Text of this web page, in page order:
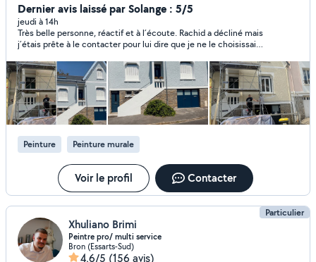
extèrieur -pose revêtement muraux(papier,Toile de verre )
-enduit ,Ratissage mur ,Rebouchage,Retouche,Ponçage
,Peindre les portes ,Les radiateurs avec pinceau rouleau ou
pistolet ,Décoration mur , Pose de bandes, finitions
impeccables -peinture sur façade.Pose de parquet.Pose
de placo . zéro six cinq un quinze soixante-quinze zéro neuf
Travail sérieux et soigné, prix intéressant, devis et
déplacement gratuit, connaissance des mesures de
sécurité. Travaux de ragréage sols et murs Application
d'enduits monocouches Maçonnerie générale (montage
de murs) Préparation et remise à niveau des
supports.montage les cuisine Pour plus d'informations
n'hésiter pas a contacter. Dispo tout les jours
Dernier avis laissé par Solange : 5/5
jeudi à 14h
Très belle personne, réactif et à l´écoute. Rachid a décliné mais
j´étais prête à le contacter pour lui dire que je ne le choisissais
et le recommande vivement. Merci pour votre gentillesse
Rachid
Peinture Peinture murale
Voir le profil Contacter
Particulier
Xhuliano Brimi
Peintre pro/ multi service
Bron (Essarts-Sud)
4,6/5 (156 avis)